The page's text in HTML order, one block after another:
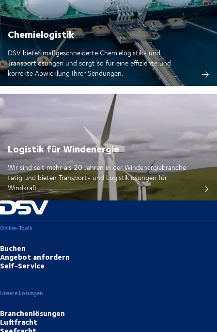
Chemielogistik
DSV bietet maßgeschneiderte Chemielogistik- und
Transportlösungen und sorgt so für eine effiziente und
korrekte Abwicklung Ihrer Sendungen.
Logistik für Windenergie
Wir sind seit mehr als 20 Jahren in der Windenergiebranche
tätig und bieten Transport- und Logistiklösungen für
Windkraft.
Online-Tools
Buchen
Angebot anfordern
Self-Service
Unsere Lösungen
Branchenlösungen
Luftfracht